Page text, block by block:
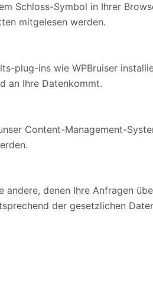
Schloss-Symbol in Ihrer
mitgelesen werden.
plug-ins wie WPBruiser
an Ihre Datenkommt.
Content-Management-
denen Ihre Anfragen
der gesetzlichen